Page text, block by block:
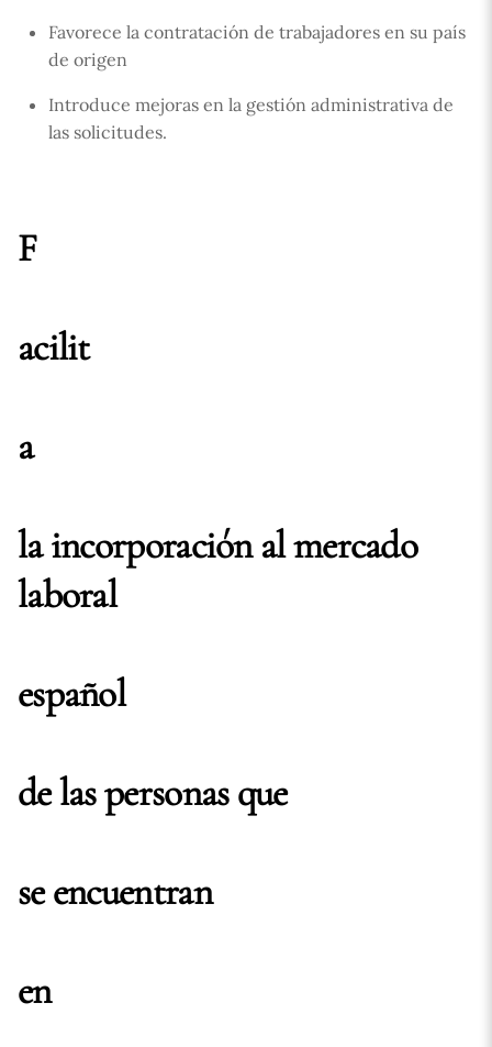
Favorece la contratación de trabajadores en su país
de origen
Introduce mejoras en la gestión administrativa de
las solicitudes.
F
acilit
a
la incorporación al mercado
laboral
español
de las personas que
se encuentran
en